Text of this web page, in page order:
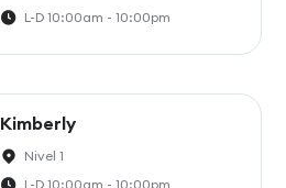
L-D 10:00am - 10:00pm
Kimberly
Nivel 1
L-D 10:00am - 10:00pm